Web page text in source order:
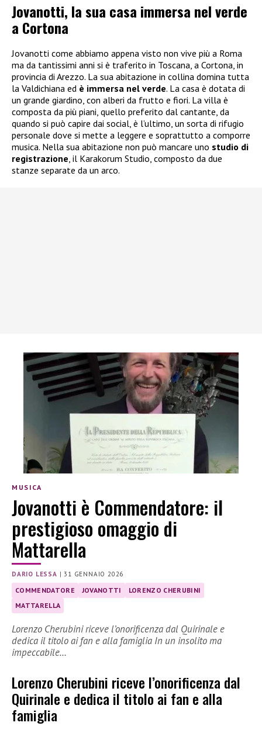
Jovanotti, la sua casa immersa nel verde
a Cortona
Jovanotti come abbiamo appena visto non vive più a Roma
ma da tantissimi anni si è traferito in Toscana, a Cortona, in
provincia di Arezzo. La sua abitazione in collina domina tutta
la Valdichiana ed è immersa nel verde. La casa è dotata di
un grande giardino, con alberi da frutto e fiori. La villa è
composta da più piani, quello preferito dal cantante, da
quando si può capire dai social, è l’ultimo, un sorta di rifugio
personale dove si mette a leggere e soprattutto a comporre
musica. Nella sua abitazione non può mancare uno studio di
registrazione, il Karakorum Studio, composto da due
stanze separate da un arco.
MUSICA
Jovanotti è Commendatore: il
prestigioso omaggio di
Mattarella
DARIO LESSA |31 GENNAIO 2026
COMMENDATORE JOVANOTTI
LORENZO CHERUBINI
MATTARELLA
Lorenzo Cherubini riceve l’onorificenza dal Quirinale e
dedica il titolo ai fan e alla famiglia In un insolito ma
impeccabile…
Lorenzo Cherubini riceve l’onorificenza dal
Quirinale e dedica il titolo ai fan e alla
famiglia